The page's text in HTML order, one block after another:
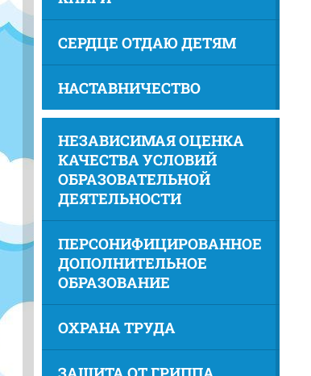
СЕРДЦЕ ОТДАЮ ДЕТЯМ
НАСТАВНИЧЕСТВО
НЕЗАВИСИМАЯ ОЦЕНКА
КАЧЕСТВА УСЛОВИЙ
ОБРАЗОВАТЕЛЬНОЙ
ДЕЯТЕЛЬНОСТИ
ПЕРСОНИФИЦИРОВАННОЕ
ДОПОЛНИТЕЛЬНОЕ
ОБРАЗОВАНИЕ
ОХРАНА ТРУДА